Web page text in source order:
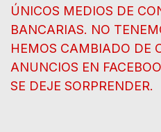
ÚNICOS MEDIOS DE
BANCARIAS. NO
HEMOS CAMBIADO DE
ANUNCIOS EN
SE DEJE SORPRENDER.